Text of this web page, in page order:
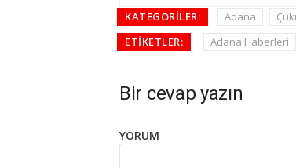
KATEGORILER: Adana
ETIKETLER:
Adana Haberleri
Bir cevap yazın
YORUM